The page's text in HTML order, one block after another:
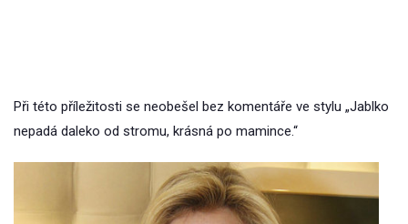
Při této příležitosti se neobešel bez komentáře ve stylu „Jablko
nepadá daleko od stromu, krásná po mamince.“